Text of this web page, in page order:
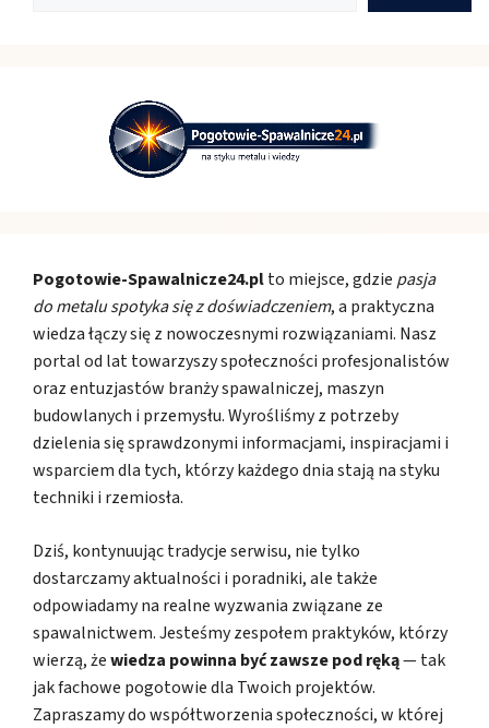
Pogotowie-Spawalnicze24.plto miejsce, gdzie pasja
do metalu spotyka się z doświadczeniem, a praktyczna
wiedza łączy się z nowoczesnymi rozwiązaniami. Nasz
portal od lat towarzyszy społeczności profesjonalistów
oraz entuzjastów branży spawalniczej, maszyn
budowlanych i przemysłu. Wyrośliśmy z potrzeby
dzielenia się sprawdzonymi informacjami, inspiracjami i
wsparciem dla tych, którzy każdego dnia stają na styku
techniki i rzemiosła.
Dziś, kontynuując tradycje serwisu, nie tylko
dostarczamy aktualności i poradniki, ale także
odpowiadamy na realne wyzwania związane ze
spawalnictwem. Jesteśmy zespołem praktyków, którzy
wierzą, żewiedza powinna być zawsze pod ręką— tak
jak fachowe pogotowie dla Twoich projektów.
Zapraszamy do współtworzenia społeczności, w której